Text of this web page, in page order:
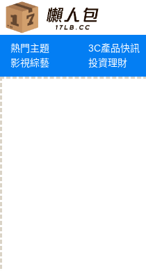
熱門主題 3C產品快訊
影視綜藝
投資理財